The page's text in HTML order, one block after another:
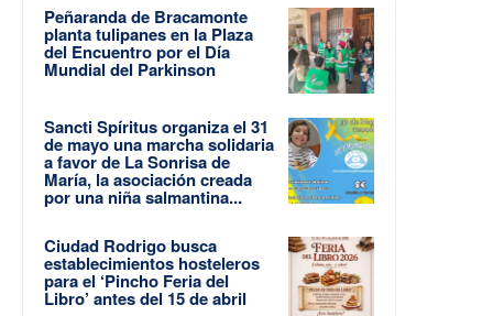
Peñaranda de Bracamonte
planta tulipanes en la Plaza
del Encuentro por el Día
Mundial del Parkinson
Sancti Spíritus organiza el 31
de mayo una marcha solidaria
a favor de La Sonrisa de
María, la asociación creada
por una niña salmantina...
Ciudad Rodrigo busca
establecimientos hosteleros
para el ‘Pincho Feria del
Libro’ antes del 15 de abril